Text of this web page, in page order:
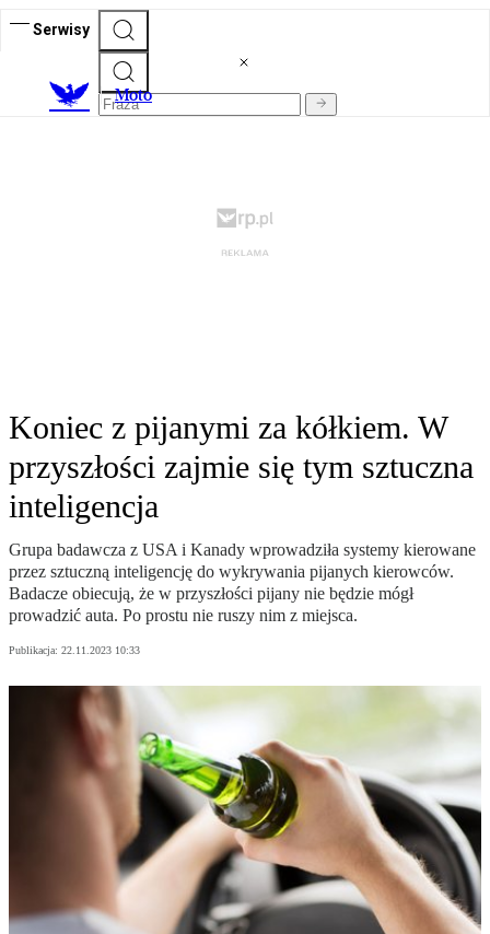
Serwisy
Moto
Koniec z pijanymi za kółkiem. W
przyszłości zajmie się tym sztuczna
inteligencja
Grupa badawcza z USA i Kanady wprowadziła systemy kierowane
przez sztuczną inteligencję do wykrywania pijanych kierowców.
Badacze obiecują, że w przyszłości pijany nie będzie mógł
prowadzić auta. Po prostu nie ruszy nim z miejsca.
Publikacja: 22.11.2023 10:33